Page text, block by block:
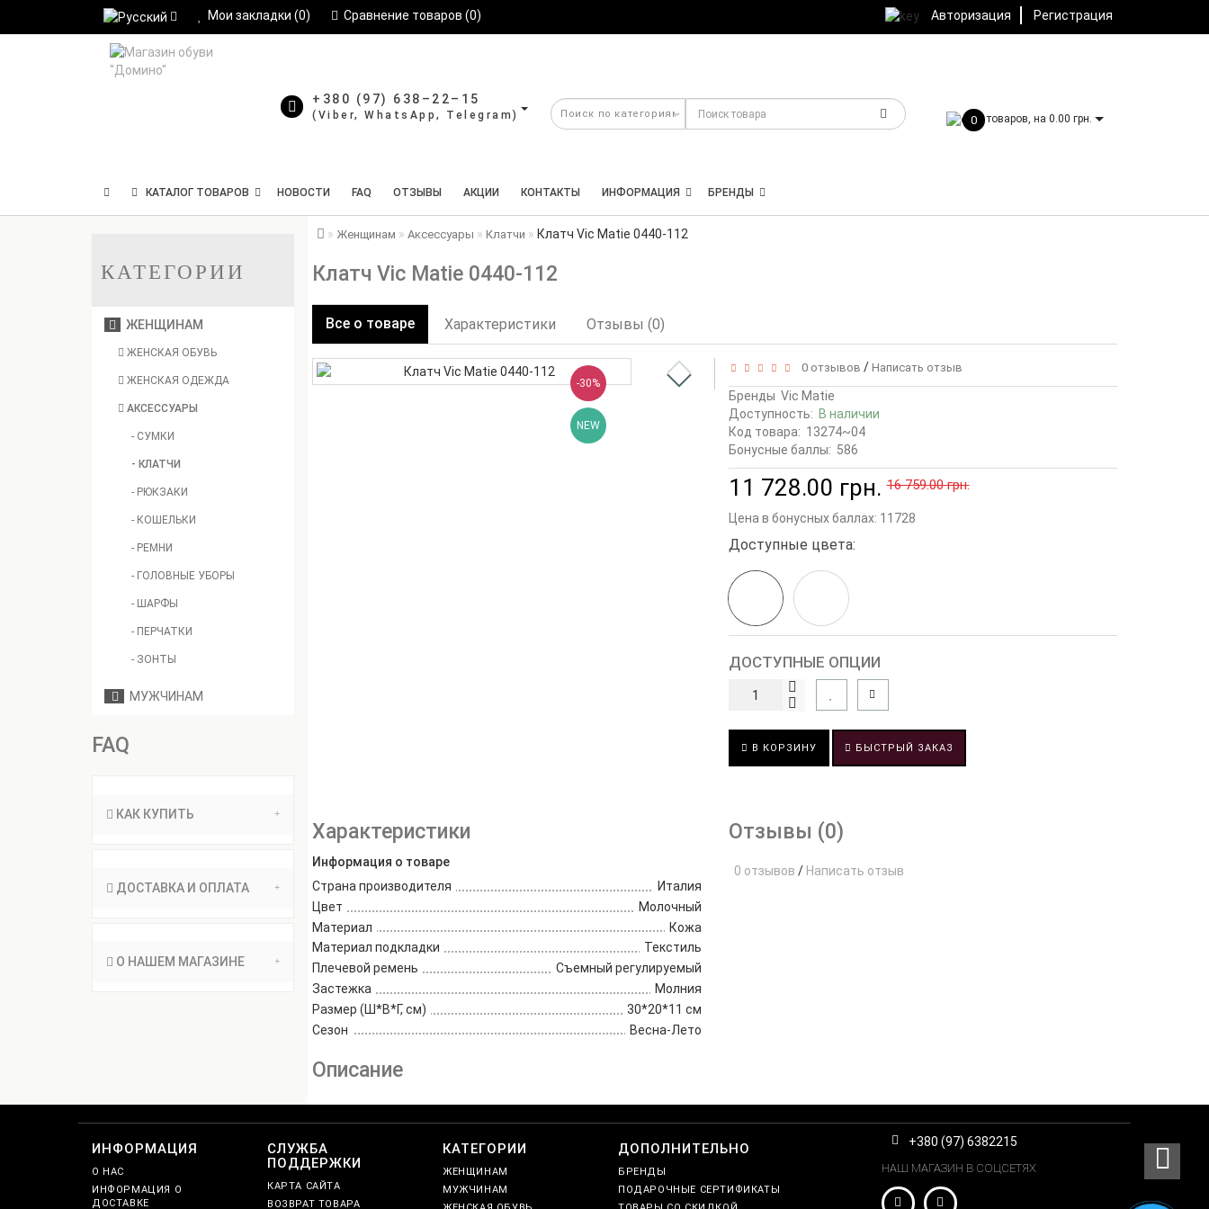
Мои закладки (0) Сравнение товаров (0) Авторизация Регистрация
+380 (97) 638–22–15
0 товаров, на 0.00 грн.
КАТАЛОГ ТОВАРОВ НОВОСТИ FAQ ОТЗЫВЫ АКЦИИ КОНТАКТЫ ИНФОРМАЦИЯ БРЕНДЫ
КАТЕГОРИИ
ЖЕНЩИНАМ
ЖЕНСКАЯ ОБУВЬ
ЖЕНСКАЯ ОДЕЖДА
АКСЕССУАРЫ
- СУМКИ
- КЛАТЧИ
- РЮКЗАКИ
- КОШЕЛЬКИ
- РЕМНИ
- ГОЛОВНЫЕ УБОРЫ
- ШАРФЫ
- ПЕРЧАТКИ
- ЗОНТЫ
МУЖЧИНАМ
FAQ
КАК КУПИТЬ
ДОСТАВКА И ОПЛАТА
О НАШЕМ МАГАЗИНЕ
Женщинам Аксессуары Клатчи Клатч Vic Matie 0440-112
Клатч Vic Matie 0440-112
Все о товаре Характеристики Отзывы (0)
-30%
NEW
0 отзывов / Написать отзыв
Бренды Vic Matie
Доступность: В наличии
Код товара: 13274~04
Бонусные баллы: 586
11 728.00 грн. 16 759.00 грн.
Цена в бонусных баллах: 11728
Доступные цвета:
ДОСТУПНЫЕ ОПЦИИ
В КОРЗИНУ БЫСТРЫЙ ЗАКАЗ
Характеристики
Информация о товаре
Страна производителя
Италия
Цвет
Молочный
Материал
Кожа
Материал подкладки
Текстиль
Плечевой ремень
Съемный регулируемый
Застежка
Молния
Размер (Ш*В*Г, см)
30*20*11 см
Сезон
Весна-Лето
Отзывы (0)
0 отзывов / Написать отзыв
Описание
ИНФОРМАЦИЯ
О НАС
ИНФОРМАЦИЯ О
ДОСТАВКЕ
СЛУЖБА
ПОДДЕРЖКИ
КАРТА САЙТА
ВОЗВРАТ ТОВАРА
КАТЕГОРИИ
ЖЕНЩИНАМ
МУЖЧИНАМ
ДОПОЛНИТЕЛЬНО
БРЕНДЫ
ПОДАРОЧНЫЕ СЕРТИФИКАТЫ
+380 (97) 6382215
НАШ МАГАЗИН В СОЦСЕТЯХ